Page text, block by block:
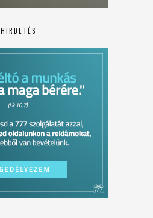
HIRDETÉS